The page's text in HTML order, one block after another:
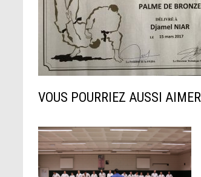
VOUS POURRIEZ AUSSI AIMER